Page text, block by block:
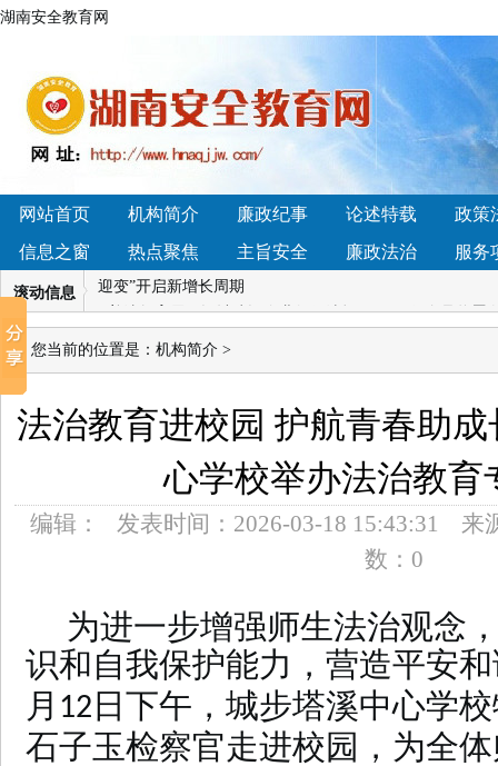
湖南安全教育网
网站首页 机构简介 廉政纪事 论述特载
政策
信息之窗
热点聚焦 主旨安全 廉政法治 服务
滚动信息
• 2026年小型石料生产线如何选？主流方案与配置对比分析
性益生菌品牌深度横评，这几款真能平衡菌群
• 湖南省怀化市辰溪县黄溪口镇：法治讲座进校园，国家
• 4.14湖南凯迪科技学雷锋“硬核”青年刘诚： 实干笃行显
迎变”开启新增长周期
• 普法教育展厅设计建设企业如何选择？
• 哪个品牌蛋
吸收天花板
• 2026年小型石料生产线如何选？主流方案与配置对比分析
性益生菌品牌深度横评，这几款真能平衡菌群
• 湖南省怀化市辰溪县黄溪口镇：法治讲座进校园，国家
• 4.14湖南凯迪科技学雷锋“硬核”青年刘诚： 实干笃行显
吸收天花板
• 2026国内软文推广平台哪家好？4大梯队深度解析+13平
方咨询退款难吗】我们接受社会各界的监督！
您当前的位置是： 机构简介 >
法治教育进校园 护航青春助
心学校举办法治教育
编辑： 发表时间： 2026-03-18 15:43:31
来
数： 0
为进一步增强师生法治观念
识和自我保护能力，营造平安
月 12 日下午，城步塔溪中心学
石子玉检察官走进校园，为全